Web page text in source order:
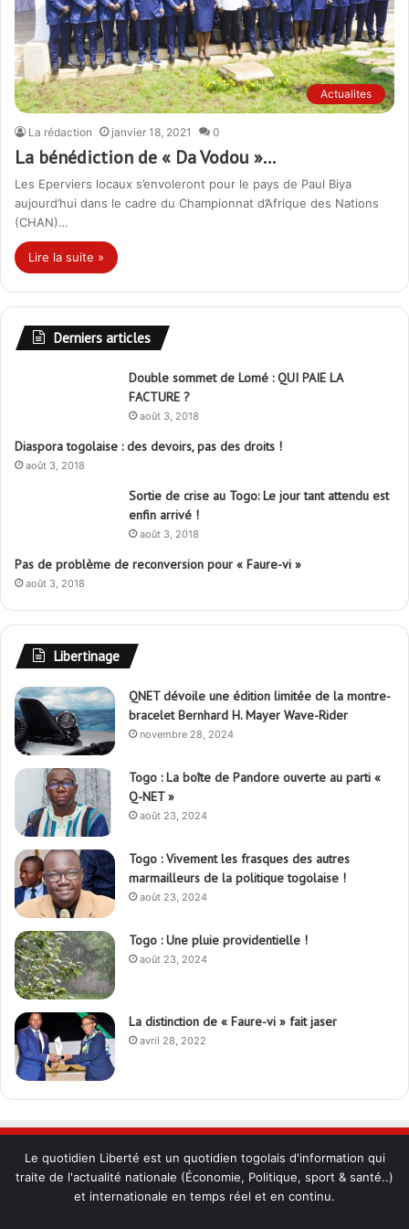
Actualites
La rédaction janvier 18, 2021 0
La bénédiction de « Da Vodou »…
Les Eperviers locaux s’envoleront pour le pays de Paul Biya
aujourd’hui dans le cadre du Championnat d’Afrique des Nations
(CHAN)…
Lire la suite »
Derniers articles
Double sommet de Lomé : QUI PAIE LA
FACTURE ?
août 3, 2018
Diaspora togolaise : des devoirs, pas des droits !
août 3, 2018
Sortie de crise au Togo: Le jour tant attendu est
enfin arrivé !
août 3, 2018
Pas de problème de reconversion pour « Faure-vi »
août 3, 2018
Libertinage
QNET dévoile une édition limitée de la montre-
bracelet Bernhard H. Mayer Wave-Rider
novembre 28, 2024
Togo : La boîte de Pandore ouverte au parti «
Q-NET »
août 23, 2024
Togo : Vivement les frasques des autres
marmailleurs de la politique togolaise !
août 23, 2024
Togo : Une pluie providentielle !
août 23, 2024
La distinction de « Faure-vi » fait jaser
avril 28, 2022
Le quotidien Liberté est un quotidien togolais d'information qui
traite de l'actualité nationale (Économie, Politique, sport & santé..)
et internationale en temps réel et en continu.